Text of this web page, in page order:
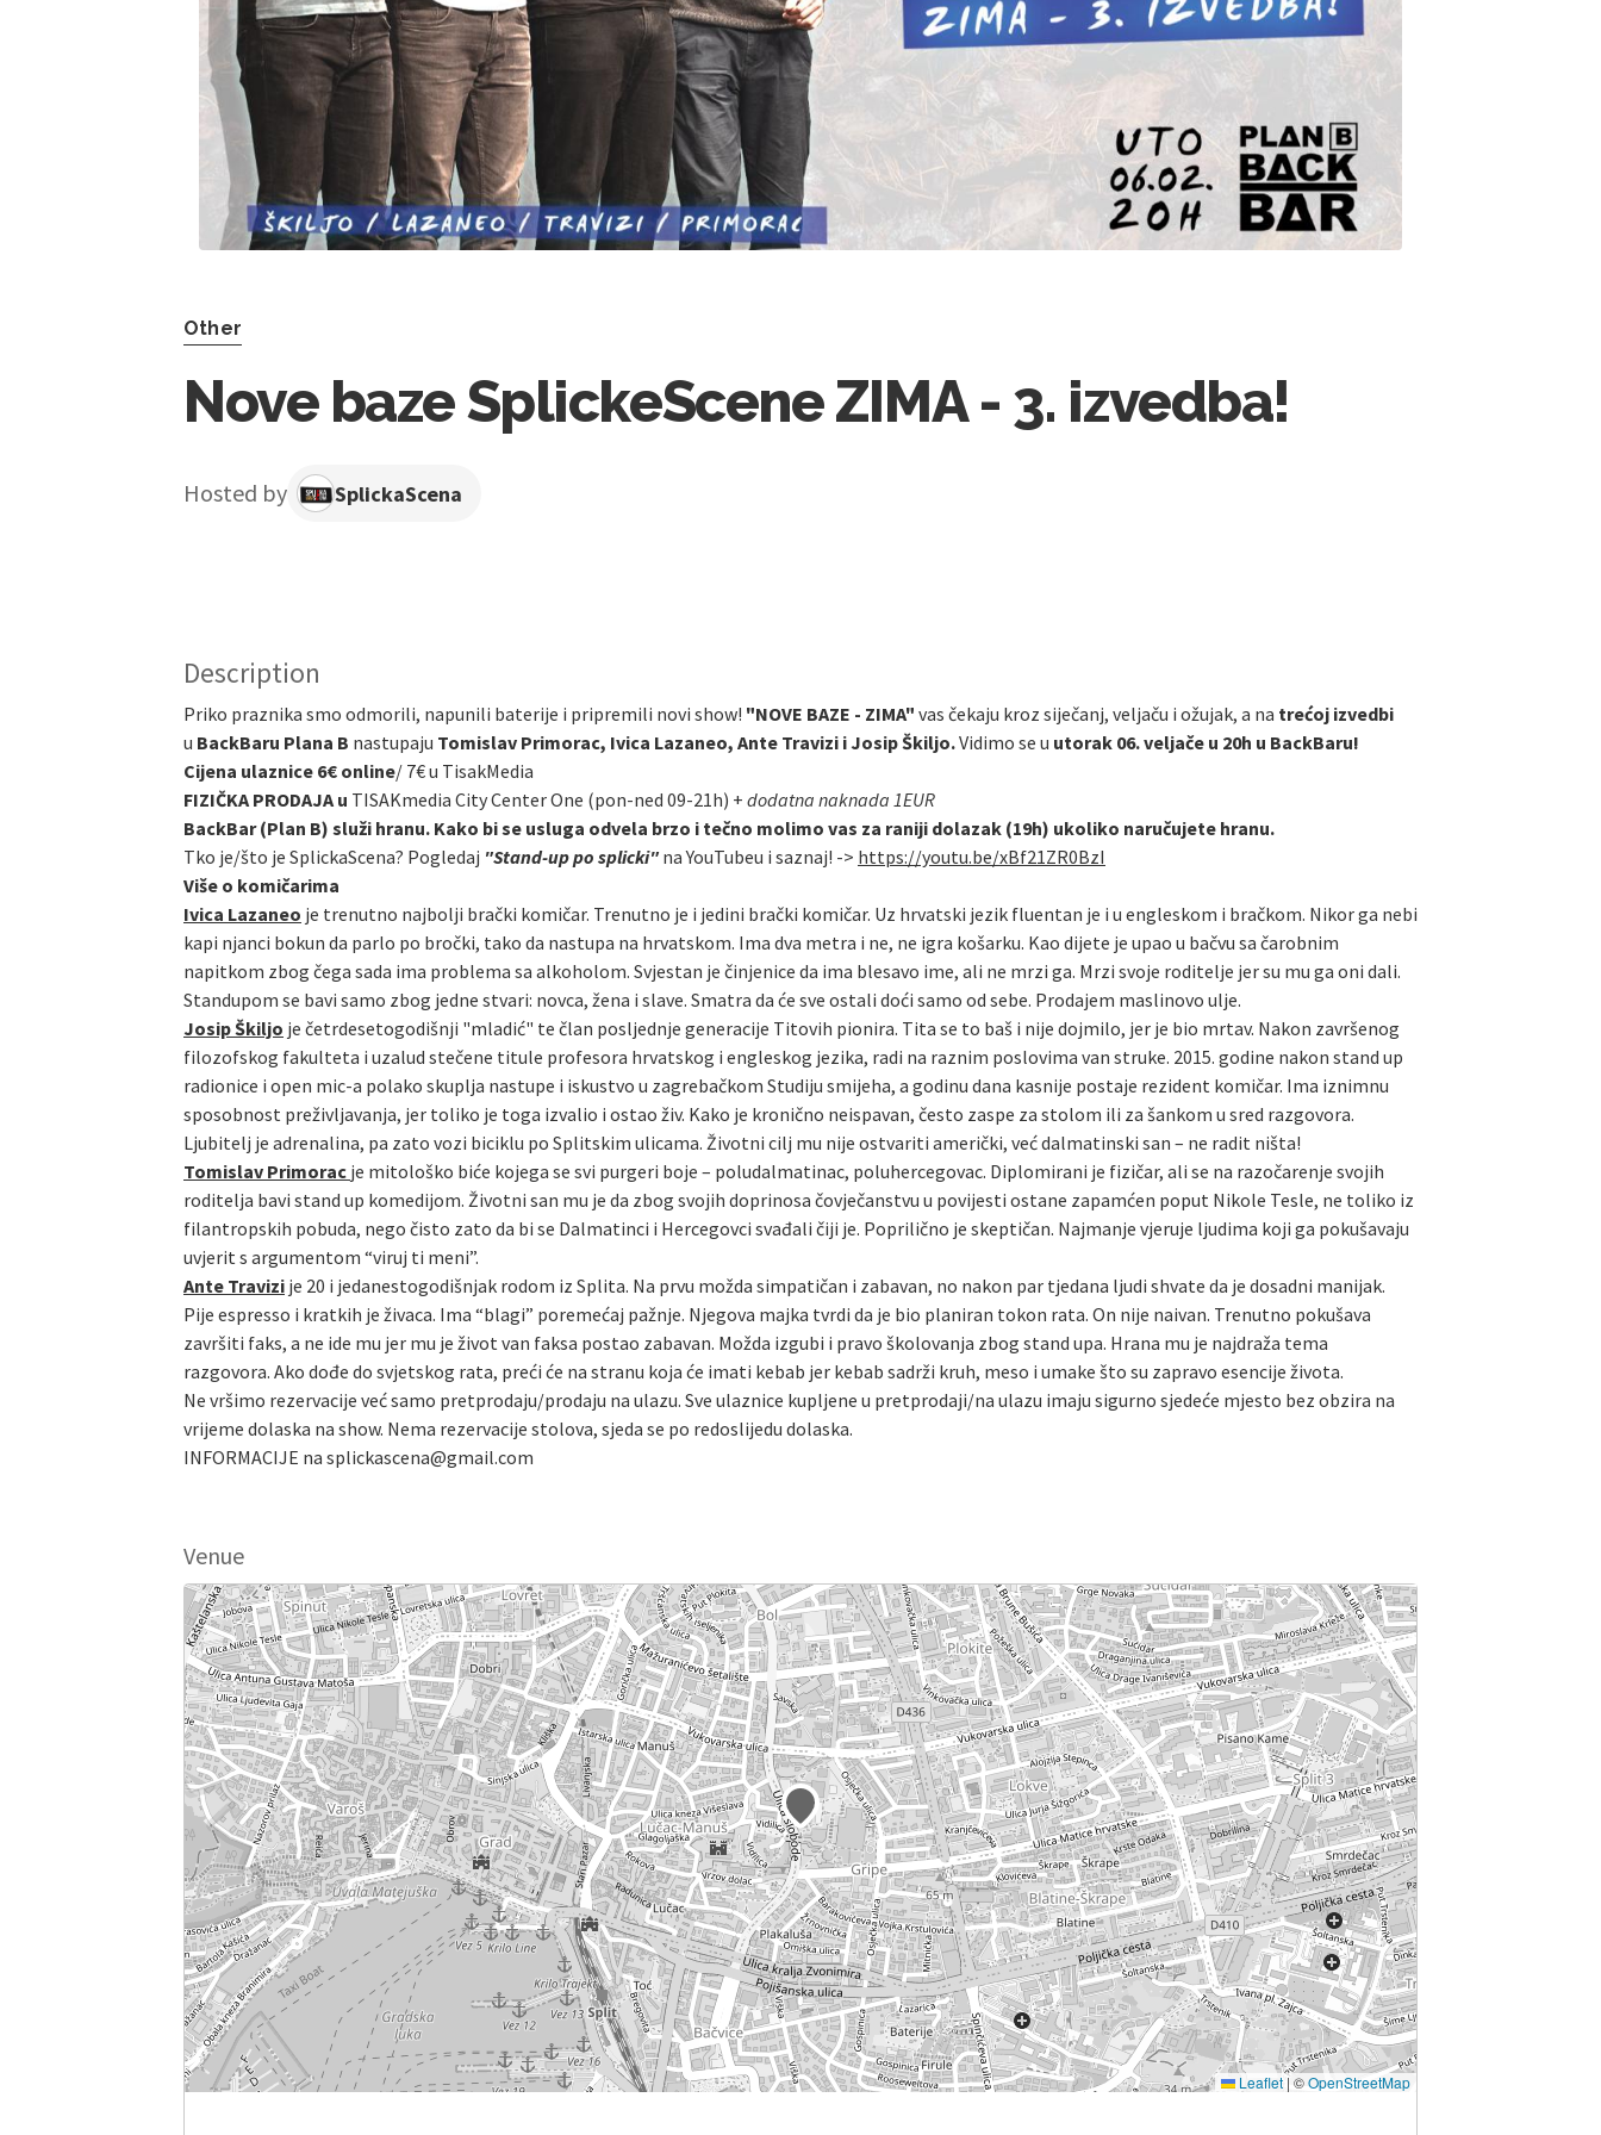
Other
Nove baze SplickeScene ZIMA - 3. izvedba!
Hosted by SplickaScena
Description
Priko praznika smo odmorili, napunili baterije i pripremili novi show! "NOVE BAZE - ZIMA" vas čekaju kroz siječanj, veljaču i ožujak, a na trećoj izvedbi
u BackBaru Plana B nastupaju Tomislav Primorac, Ivica Lazaneo, Ante Travizi i Josip Škiljo.Vidimo se u utorak 06. veljače u 20h u BackBaru!
Cijena ulaznice 6€ online/ 7€ u TisakMedia
FIZIČKA PRODAJA u TISAKmedia City Center One (pon-ned 09-21h) + dodatna naknada 1EUR
BackBar (Plan B) služi hranu. Kako bi se usluga odvela brzo i tečno molimo vas za raniji dolazak (19h) ukoliko naručujete hranu.
Tko je/što je SplickaScena? Pogledaj "Stand-up po splicki" na YouTubeu i saznaj! -> https://youtu.be/xBf21ZR0BzI
Više o komičarima
Ivica Lazaneo je trenutno najbolji brački komičar. Trenutno je i jedini brački komičar. Uz hrvatski jezik fluentan je i u engleskom i bračkom. Nikor ga nebi
kapi njanci bokun da parlo po bročki, tako da nastupa na hrvatskom. Ima dva metra i ne, ne igra košarku. Kao dijete je upao u bačvu sa čarobnim
napitkom zbog čega sada ima problema sa alkoholom. Svjestan je činjenice da ima blesavo ime, ali ne mrzi ga. Mrzi svoje roditelje jer su mu ga oni dali.
Standupom se bavi samo zbog jedne stvari: novca, žena i slave. Smatra da će sve ostali doći samo od sebe. Prodajem maslinovo ulje.
Josip Škiljo je četrdesetogodišnji "mladić" te član posljednje generacije Titovih pionira. Tita se to baš i nije dojmilo, jer je bio mrtav. Nakon završenog
filozofskog fakulteta i uzalud stečene titule profesora hrvatskog i engleskog jezika, radi na raznim poslovima van struke. 2015. godine nakon stand up
radionice i open mic-a polako skuplja nastupe i iskustvo u zagrebačkom Studiju smijeha, a godinu dana kasnije postaje rezident komičar. Ima iznimnu
sposobnost preživljavanja, jer toliko je toga izvalio i ostao živ. Kako je kronično neispavan, često zaspe za stolom ili za šankom u sred razgovora.
Ljubitelj je adrenalina, pa zato vozi biciklu po Splitskim ulicama. Životni cilj mu nije ostvariti američki, već dalmatinski san – ne radit ništa!
Tomislav Primorac je mitološko biće kojega se svi purgeri boje – poludalmatinac, poluhercegovac. Diplomirani je fizičar, ali se na razočarenje svojih
roditelja bavi stand up komedijom. Životni san mu je da zbog svojih doprinosa čovječanstvu u povijesti ostane zapamćen poput Nikole Tesle, ne toliko iz
filantropskih pobuda, nego čisto zato da bi se Dalmatinci i Hercegovci svađali čiji je. Poprilično je skeptičan. Najmanje vjeruje ljudima koji ga pokušavaju
uvjerit s argumentom “viruj ti meni”.
Ante Travizi je 20 i jedanestogodišnjak rodom iz Splita. Na prvu možda simpatičan i zabavan, no nakon par tjedana ljudi shvate da je dosadni manijak.
Pije espresso i kratkih je živaca. Ima “blagi” poremećaj pažnje. Njegova majka tvrdi da je bio planiran tokon rata. On nije naivan. Trenutno pokušava
završiti faks, a ne ide mu jer mu je život van faksa postao zabavan. Možda izgubi i pravo školovanja zbog stand upa. Hrana mu je najdraža tema
razgovora. Ako dođe do svjetskog rata, preći će na stranu koja će imati kebab jer kebab sadrži kruh, meso i umake što su zapravo esencije života.
Ne vršimo rezervacije već samo pretprodaju/prodaju na ulazu. Sve ulaznice kupljene u pretprodaji/na ulazu imaju sigurno sjedeće mjesto bez obzira na
vrijeme dolaska na show. Nema rezervacije stolova, sjeda se po redoslijedu dolaska.
INFORMACIJE na splickascena@gmail.com
Venue
Leaflet |©OpenStreetMap